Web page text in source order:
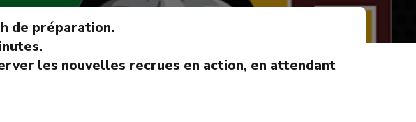
de préparation.
les nouvelles recrues en action, en attendant